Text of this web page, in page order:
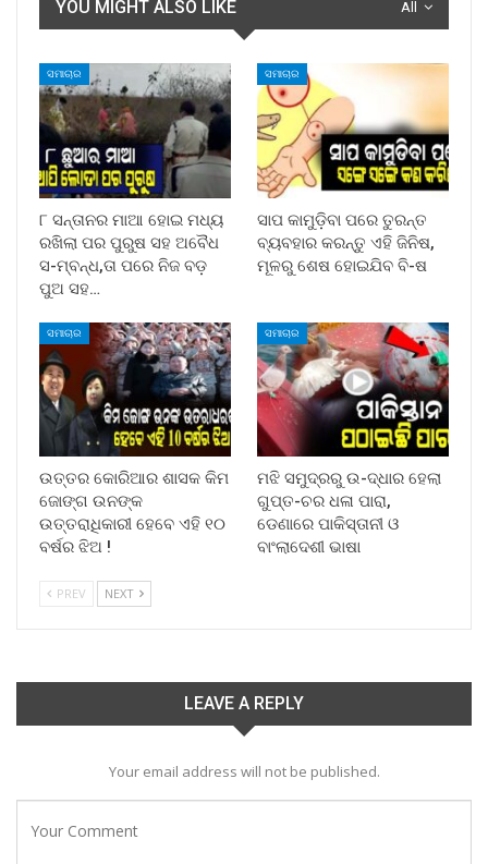
All
YOU MIGHT ALSO LIKE
ସମାଚାର
୮ ସନ୍ତାନର ମାଆ ହୋଇ ମଧ୍ୟ
ରଖିଲା ପର ପୁରୁଷ ସହ ଅବୈଧ
ସ-ମ୍ବନ୍ଧ,ତା ପରେ ନିଜ ବଡ଼
ପୁଅ ସହ…
ସମାଚାର
ସାପ କାମୁଡ଼ିବା ପରେ ତୁରନ୍ତ
ବ୍ୟବହାର କରନ୍ତୁ ଏହି ଜିନିଷ,
ମୂଳରୁ ଶେଷ ହୋଇଯିବ ବି-ଷ
ସମାଚାର
ଉତ୍ତର କୋରିଆର ଶାସକ କିମ
ଜୋଙ୍ଗ ଉନଙ୍କ
ଉତ୍ତରାଧିକାରୀ ହେବେ ଏହି ୧୦
ବର୍ଷର ଝିଅ !
ସମାଚାର
ମଝି ସମୁଦ୍ରରୁ ଉ-ଦ୍ଧାର ହେଲା
ଗୁପ୍ତ-ଚର ଧଳା ପାରା,
ଡେଣାରେ ପାକିସ୍ତାନୀ ଓ
ବାଂଲାଦେଶୀ ଭାଷା
PREV NEXT
LEAVE A REPLY
Your email address will not be published.